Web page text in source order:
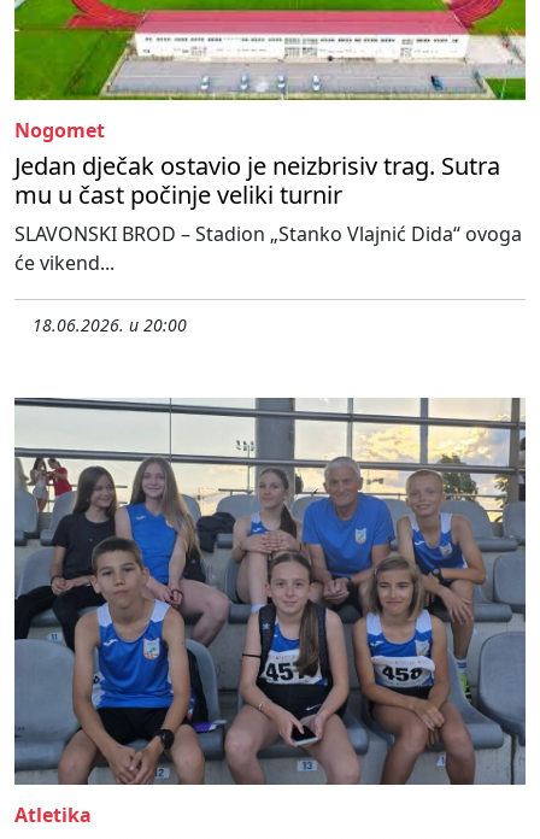
Nogomet
Jedan dječak ostavio je neizbrisiv trag. Sutra
mu u čast počinje veliki turnir
SLAVONSKI BROD – Stadion „Stanko Vlajnić Dida“ ovoga
će vikend...
18.06.2026. u 20:00
Atletika